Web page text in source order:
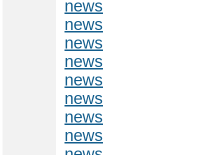
news
news
news
news
news
news
news
news